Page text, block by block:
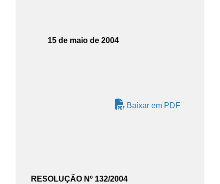
15 de maio de 2004
Baixar em PDF
RESOLUÇÃO Nº 132/2004